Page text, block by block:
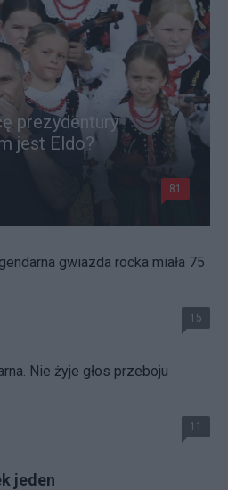
prezydentury
jest Eldo?
81
gwiazda rocka miała 75
15
Nie żyje głos przeboju
11
jeden